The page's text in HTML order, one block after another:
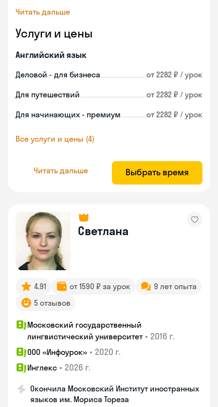
Читать дальше
Услуги и цены
Английский язык
Деловой - для бизнеса от 2282 ₽ / урок
Для путешествий от 2282 ₽ / урок
Для начинающих - премиум от 2282 ₽ / урок
Все услуги и цены (4)
Читать дальше Выбрать время
Светлана
4.91 от 1590 ₽ за урок
9 лет опыта
5 отзывов
Московский государственный
лингвистический университет • 2016 г.
ООО «Инфоурок» • 2020 г.
Инглекс • 2026 г.
Окончила Московский Институт иностранных
языков им. Мориса Тореза